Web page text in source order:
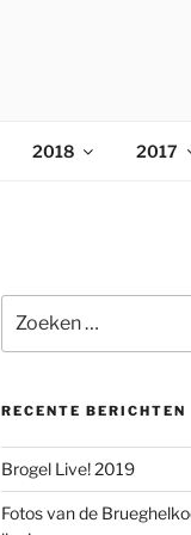
2018 2017
naar:
RECENTE BERICHTEN
Brogel Live! 2019
Fotos van de